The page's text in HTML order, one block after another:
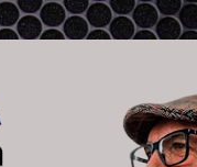
principal